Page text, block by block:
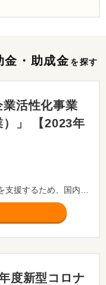
金・助成金を探す
活性化事業
」 【2023年
度新型コロナ